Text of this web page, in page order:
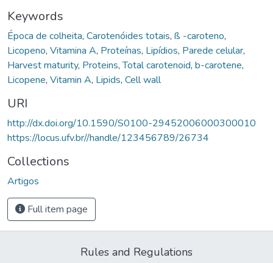
Keywords
Época de colheita, Carotenóides totais, ß -caroteno,
Licopeno, Vitamina A, Proteínas, Lipídios, Parede celular,
Harvest maturity, Proteins,Total carotenoid, b-carotene,
Licopene, Vitamin A, Lipids, Cell wall
URI
http://dx.doi.org/10.1590/S0100-29452006000300010
https://locus.ufv.br//handle/123456789/26734
Collections
Artigos
Full item page
Rules and Regulations